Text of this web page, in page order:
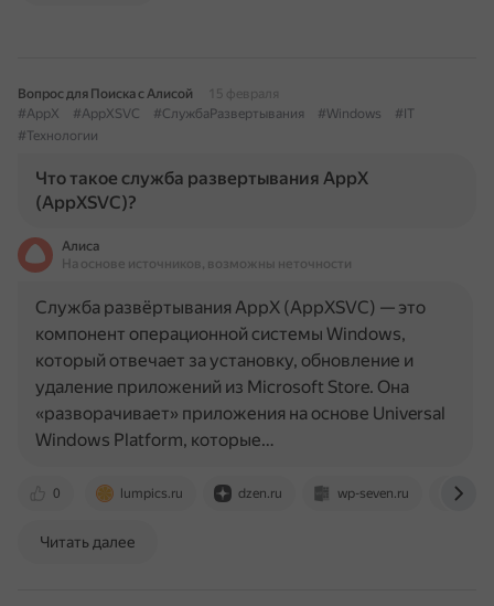
Вопрос для Поиска с Алисой
15 февраля
#AppX
#AppXSVC #СлужбаРазвертывания #Windows
#IT
#Технологии
Что такое служба развертывания AppX
(AppXSVC)?
Алиса
На основе источников, возможны неточности
0 lumpics.ru dzen.ru wp-seven.ru
Служба развёртывания AppX (AppXSVC) — это
компонент операционной системы Windows,
который отвечает за установку, обновление и
удаление приложений из Microsoft Store. Она
«разворачивает» приложения на основе Universal
Windows Platform, которые…
Читать далее